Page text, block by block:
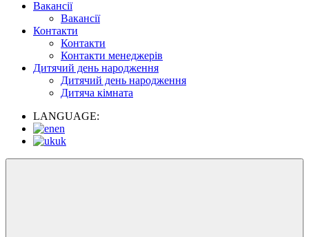
Вакансії
Вакансії
Контакти
Контакти
Контакти менеджерів
Дитячий день народження
Дитячий день народження
Дитяча кімната
LANGUAGE:
en
uk